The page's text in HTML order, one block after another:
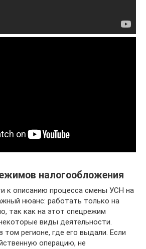
налогообложения
к описанию процесса смены УСН на
нюанс: работать только на
так как на этот спецрежим
виды деятельности.
том регионе, где его выдали. Если
операцию, не